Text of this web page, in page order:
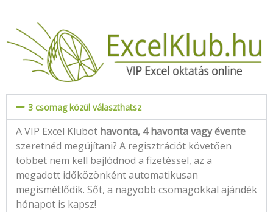
3 csomag közül választhatsz
A VIP Excel Klubot havonta, 4 havonta vagy évente
szeretnéd megújítani? A regisztrációt követően
többet nem kell bajlódnod a fizetéssel, az a
megadott időközönként automatikusan
megismétlődik. Sőt, a nagyobb csomagokkal ajándék
hónapot is kapsz!